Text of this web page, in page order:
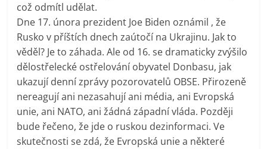
což odmítl udělat.
Dne 17. února prezident Joe Biden oznámil , že
Rusko v příštích dnech zaútočí na Ukrajinu. Jak to
věděl? Je to záhada. Ale od 16. se dramaticky zvýšilo
dělostřelecké ostřelování obyvatel Donbasu, jak
ukazují denní zprávy pozorovatelů OBSE. Přirozeně
nereagují ani nezasahují ani média, ani Evropská
unie, ani NATO, ani žádná západní vláda. Později
bude řečeno, že jde o ruskou dezinformaci. Ve
skutečnosti se zdá, že Evropská unie a některé